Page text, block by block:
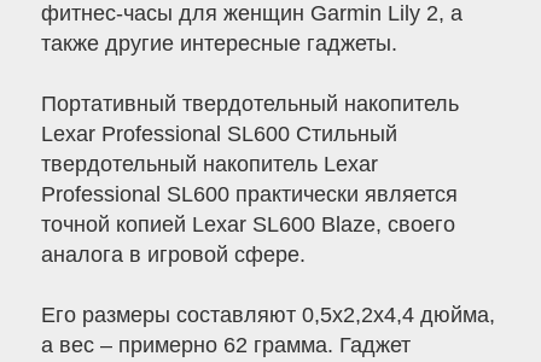
фитнес-часы для женщин Garmin Lily 2, а
также другие интересные гаджеты.
Портативный твердотельный накопитель
Lexar Professional SL600 Стильный
твердотельный накопитель Lexar
Professional SL600 практически является
точной копией Lexar SL600 Blaze, своего
аналога в игровой сфере.
Его размеры составляют 0,5х2,2х4,4 дюйма,
а вес – примерно 62 грамма. Гаджет